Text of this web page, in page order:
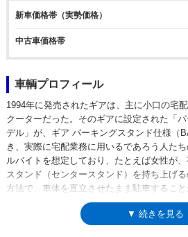
新車価格帯（実勢価格）
中古車価格帯
車輌プロフィール
1994年に発売されたギアは、主に小口の宅
クーターだった。そのギアに設定された「
デル」が、ギア パーキングスタンド仕様（
き、実際に宅配業務に用いるであろう人た
ルバイトを想定しており、たとえば女性が
スタンド（センタースタンド）を持ち上げ
方法で、車体を直立させたまま駐車するこ
機能、それが「パーキングスタンド」だっ
まま、フットボード（フートボード）のレ
▼ 続きを見る